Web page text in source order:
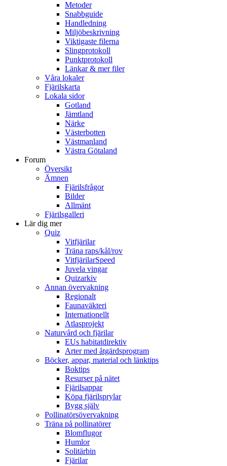
Metoder
Snabbguide
Handledning
Miljöbeskrivning
Viktigaste filerna
Slingprotokoll
Punktprotokoll
Länkar & mer filer
Våra lokaler
Fjärilskarta
Lokala sidor
Gotland
Jämtland
Närke
Västerbotten
Västmanland
Västra Götaland
Forum
Översikt
Ämnen
Fjärilsfrågor
Bilder
Allmänt
Fjärilsgalleri
Lär dig mer
Quiz
Vitfjärilar
Träna raps/kål/rov
VitfjärilarSpeed
Juvela vingar
Quizarkiv
Annan övervakning
Regionalt
Faunaväkteri
Internationellt
Atlasprojekt
Naturvård och fjärilar
EUs habitatdirektiv
Arter med åtgärdsprogram
Böcker, appar, material och länktips
Boktips
Resurser på nätet
Fjärilsappar
Köpa fjärilsprylar
Bygg själv
Pollinatörsövervakning
Träna på pollinatörer
Blomflugor
Humlor
Solitärbin
Fjärilar